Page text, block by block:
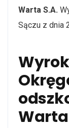
Warta S.A.
Sączu z dnia
Warta